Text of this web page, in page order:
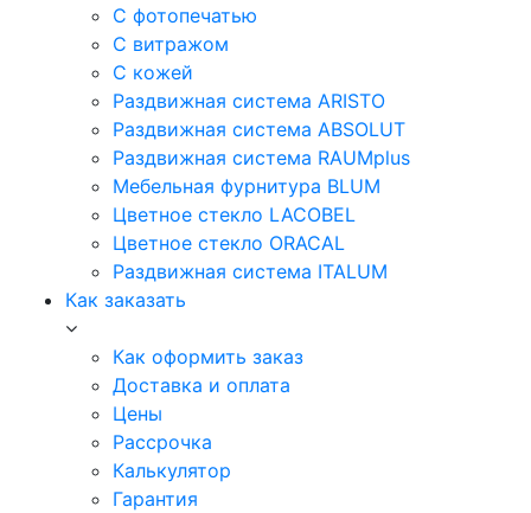
С фотопечатью
С витражом
С кожей
Раздвижная система ARISTO
Раздвижная система ABSOLUT
Раздвижная система RAUMplus
Мебельная фурнитура BLUM
Цветное стекло LACOBEL
Цветное стекло ORACAL
Раздвижная система ITALUM
Как заказать
Как оформить заказ
Доставка и оплата
Цены
Рассрочка
Калькулятор
Гарантия